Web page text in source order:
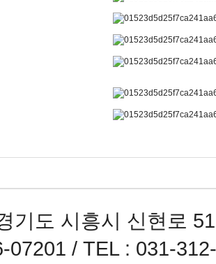
도 시흥시 신현로
07201 / TEL : 031-